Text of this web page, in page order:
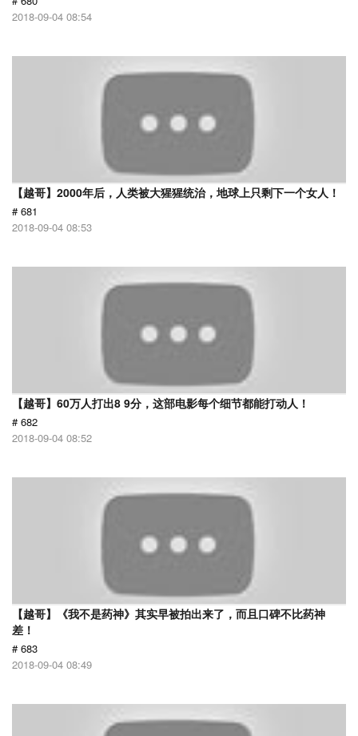
2018-09-04 08:54
【越哥】2000年后，人类被大猩猩统治，地球上只剩下一个女人！
# 681
2018-09-04 08:53
【越哥】60万人打出8 9分，这部电影每个细节都能打动人！
# 682
2018-09-04 08:52
【越哥】《我不是药神》其实早被拍出来了，而且口碑不比药神
差！
# 683
2018-09-04 08:49